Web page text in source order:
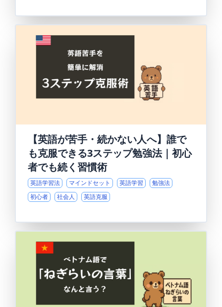
【英語が苦手・続かない人へ】誰で
も克服できる3ステップ勉強法｜初心
者でも続く習慣術
英語学習法 マインドセット 英語学習
勉強法
初心者
社会人 英語克服